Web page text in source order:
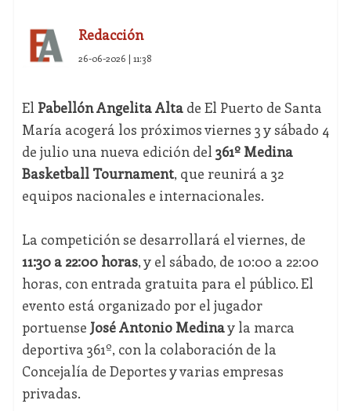
Redacción
26-06-2026 | 11:38
El Pabellón Angelita Altade El Puerto de Santa
María acogerá los próximos viernes 3 y sábado 4
de julio una nueva edición del 361º Medina
Basketball Tournament, que reunirá a 32
equipos nacionales e internacionales.
La competición se desarrollará el viernes, de
11:30 a 22:00 horas, y el sábado, de 10:00 a 22:00
horas, con entrada gratuita para el público. El
evento está organizado por el jugador
portuense José Antonio Medinay la marca
deportiva 361º, con la colaboración de la
Concejalía de Deportes y varias empresas
privadas.